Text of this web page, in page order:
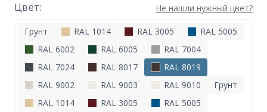
Цвет: Не нашли нужный цвет?
Грунт RAL 1014 RAL 3005
RAL 5005
RAL 6002
RAL 6005
RAL 7004
RAL 7024
RAL 8017
RAL 8019
RAL 9002
RAL 9003 RAL 9010
Грунт
RAL 1014
RAL 3005
RAL 5005